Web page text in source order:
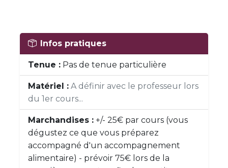
Infos pratiques
Tenue : Pas de tenue particulière
Matériel : A définir avec le professeur lors
du 1er cours...
Marchandises : +/- 25€ par cours (vous
dégustez ce que vous préparez
accompagné d'un accompagnement
alimentaire) - prévoir 75€ lors de la